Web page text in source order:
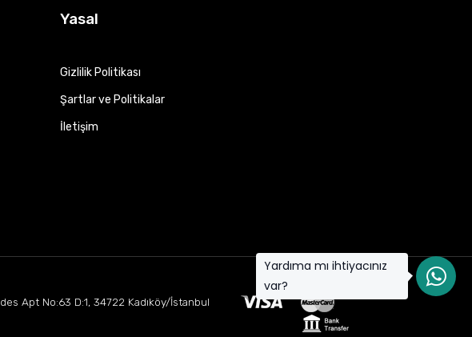
Yasal
Gizlilik Politikası
Şartlar ve Politikalar
İletişim
Apt No:63 D:1, 34722 Kadıköy/İstanbul
Yardıma mı ihtiyacınız
var?